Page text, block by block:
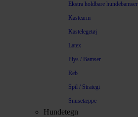
Ekstra holdbare hundebamser
Kastearm
Kastelegetøj
Latex
Plys / Bamser
Reb
Spil / Strategi
Snusetæppe
Hundetegn